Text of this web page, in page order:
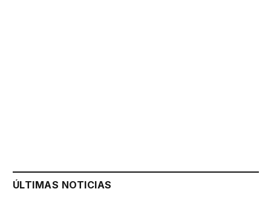
ÚLTIMAS NOTICIAS